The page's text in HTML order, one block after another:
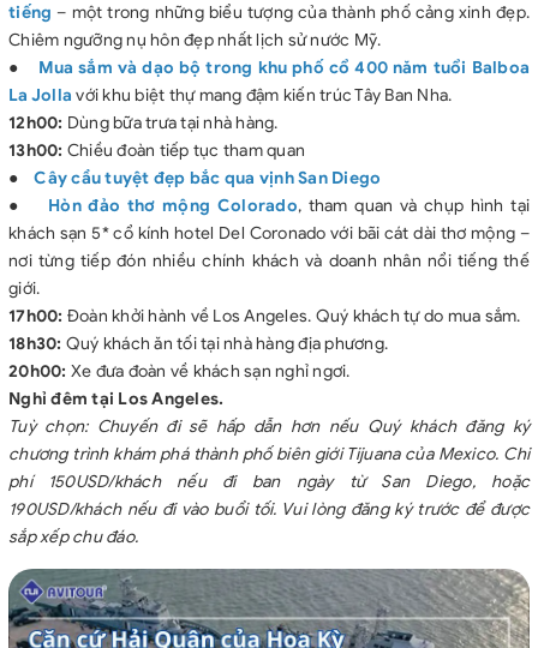
tiếng– một trong những biểu tượng của thành phố cảng xinh đẹp.
Chiêm ngưỡng nụ hôn đẹp nhất lịch sử nước Mỹ.
● Mua sắm và dạo bộ trong khu phố cổ 400 năm tuổi Balboa
La Jolla với khu biệt thự mang đậm kiến trúc Tây Ban Nha.
12h00: Dùng bữa trưa tại nhà hàng.
13h00: Chiều đoàn tiếp tục tham quan
●Cây cầu tuyệt đẹp bắc qua vịnh San Diego
● Hòn đảo thơ mộng Colorado, tham quan và chụp hình tại
khách sạn 5* cổ kính hotel Del Coronado với bãi cát dài thơ mộng –
nơi từng tiếp đón nhiều chính khách và doanh nhân nổi tiếng thế
giới.
17h00: Đoàn khởi hành về Los Angeles. Quý khách tự do mua sắm.
18h30: Quý khách ăn tối tại nhà hàng địa phương.
20h00: Xe đưa đoàn về khách sạn nghỉ ngơi.
Nghỉ đêm tại Los Angeles.
Tuỳ chọn: Chuyến đi sẽ hấp dẫn hơn nếu Quý khách đăng ký
chương trình khám phá thành phố biên giới Tijuana của Mexico. Chi
phí 150USD/khách nếu đi ban ngày từ San Diego, hoặc
190USD/khách nếu đi vào buổi tối. Vui lòng đăng ký trước để được
sắp xếp chu đáo.